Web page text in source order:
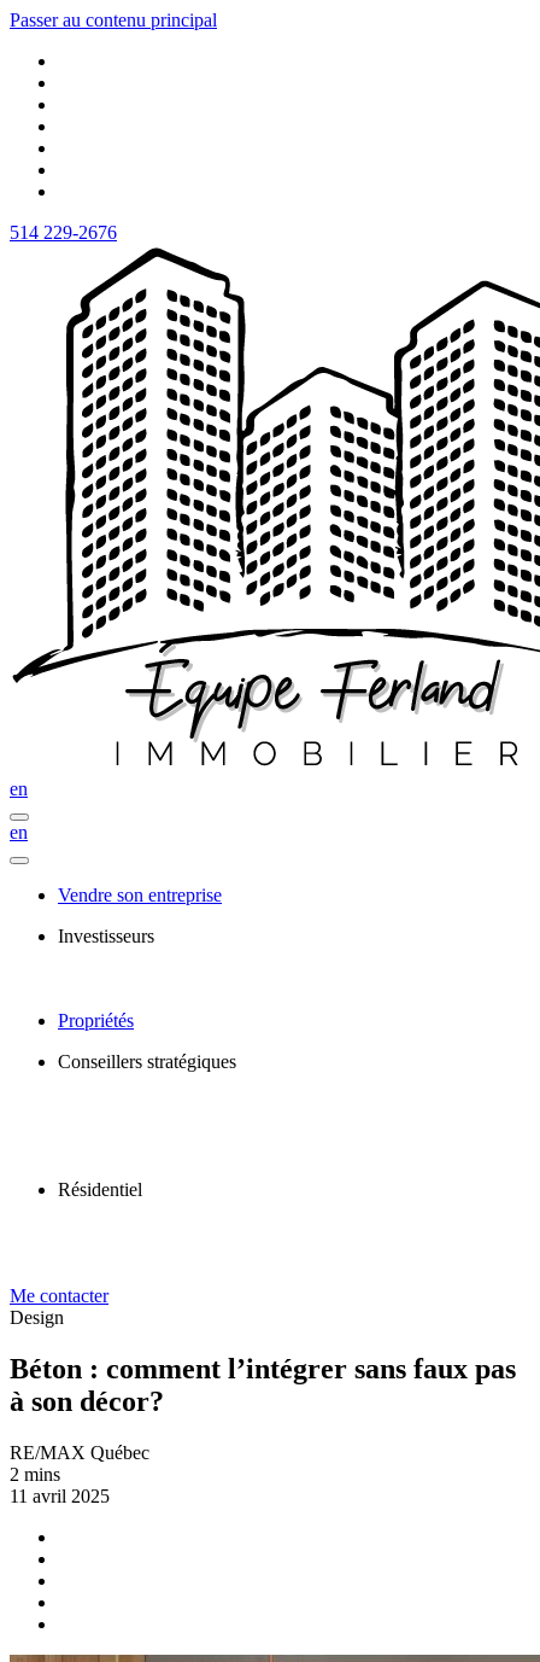
Passer au contenu principal
514 229-2676
en
en
Vendre son entreprise
Investisseurs
Propriétés
Conseillers stratégiques
Résidentiel
Me contacter
Design
Béton : comment l’intégrer sans faux pas
à son décor?
RE/MAX Québec
2 mins
11 avril 2025